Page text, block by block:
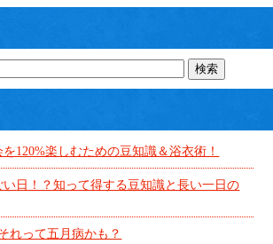
120%楽しむための豆知識＆浴衣術！
日！？知って得する豆知識と長い一日の
れって五月病かも？